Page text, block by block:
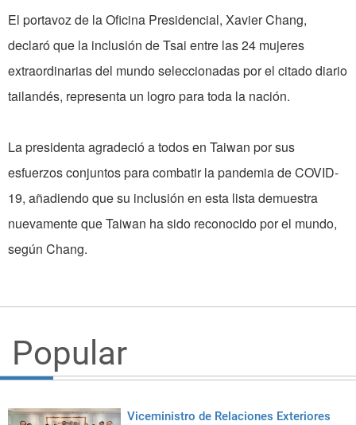
El portavoz de la Oficina Presidencial, Xavier Chang,
declaró que la inclusión de Tsai entre las 24 mujeres
extraordinarias del mundo seleccionadas por el citado diario
tailandés, representa un logro para toda la nación.
La presidenta agradeció a todos en Taiwan por sus
esfuerzos conjuntos para combatir la pandemia de COVID-
19, añadiendo que su inclusión en esta lista demuestra
nuevamente que Taiwan ha sido reconocido por el mundo,
según Chang.
Popular
Viceministro de Relaciones Exteriores